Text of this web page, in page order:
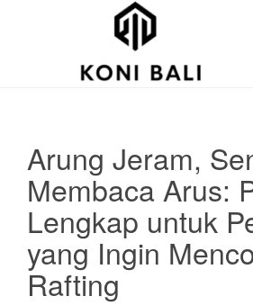
Arung Jeram,
Membaca Arus:
Lengkap untuk
yang Ingin
Rafting